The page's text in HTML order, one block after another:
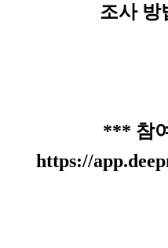
조사 방
*** 참
https://